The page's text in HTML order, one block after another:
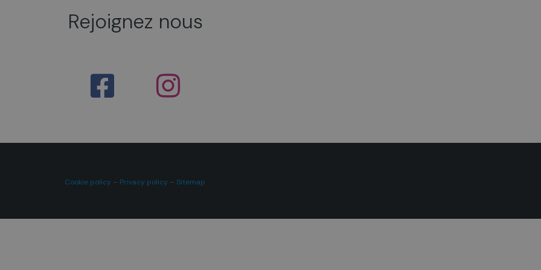
Rejoignez nous
Cookie policy – Privacy policy –Sitemap